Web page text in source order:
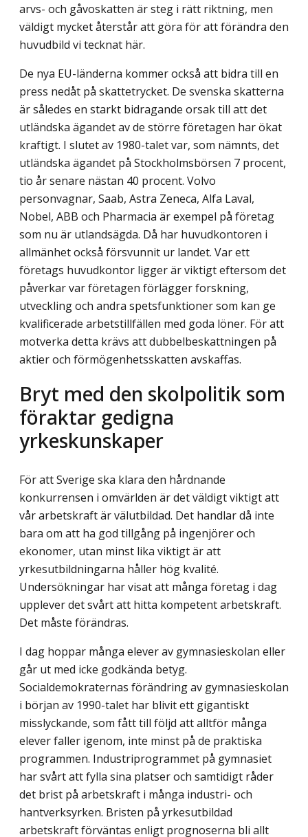
arvs- och gåvoskatten är steg i rätt riktning, men
väldigt mycket återstår att göra för att förändra den
huvudbild vi tecknat här.
De nya EU-länderna kommer också att bidra till en
press nedåt på skattetrycket. De svenska skatterna
är således en starkt bidragande orsak till att det
utländska ägandet av de större företagen har ökat
kraftigt. I slutet av 1980-talet var, som nämnts, det
utländska ägandet på Stockholmsbörsen 7 procent,
tio år senare nästan 40 procent. Volvo
personvagnar, Saab, Astra Zeneca, Alfa Laval,
Nobel, ABB och Pharmacia är exempel på företag
som nu är utlandsägda. Då har huvudkontoren i
allmänhet också försvunnit ur landet. Var ett
företags huvudkontor ligger är viktigt eftersom det
påverkar var företagen förlägger forskning,
utveckling och andra spetsfunktioner som kan ge
kvalificerade arbetstillfällen med goda löner. För att
motverka detta krävs att dubbelbeskattningen på
aktier och förmögenhetsskatten avskaffas.
Bryt med den skolpolitik som
föraktar gedigna
yrkeskunskaper
För att Sverige ska klara den hårdnande
konkurrensen i omvärlden är det väldigt viktigt att
vår arbetskraft är välutbildad. Det handlar då inte
bara om att ha god tillgång på ingenjörer och
ekonomer, utan minst lika viktigt är att
yrkesutbildningarna håller hög kvalité.
Undersökningar har visat att många företag i dag
upplever det svårt att hitta kompetent arbetskraft.
Det måste förändras.
I dag hoppar många elever av gymnasieskolan eller
går ut med icke godkända betyg.
Socialdemokraternas förändring av gymnasieskolan
i början av 1990-talet har blivit ett gigantiskt
misslyckande, som fått till följd att alltför många
elever faller igenom, inte minst på de praktiska
programmen. Industriprogrammet på gymnasiet
har svårt att fylla sina platser och samtidigt råder
det brist på arbetskraft i många industri- och
hantverksyrken. Bristen på yrkesutbildad
arbetskraft förväntas enligt prognoserna bli allt